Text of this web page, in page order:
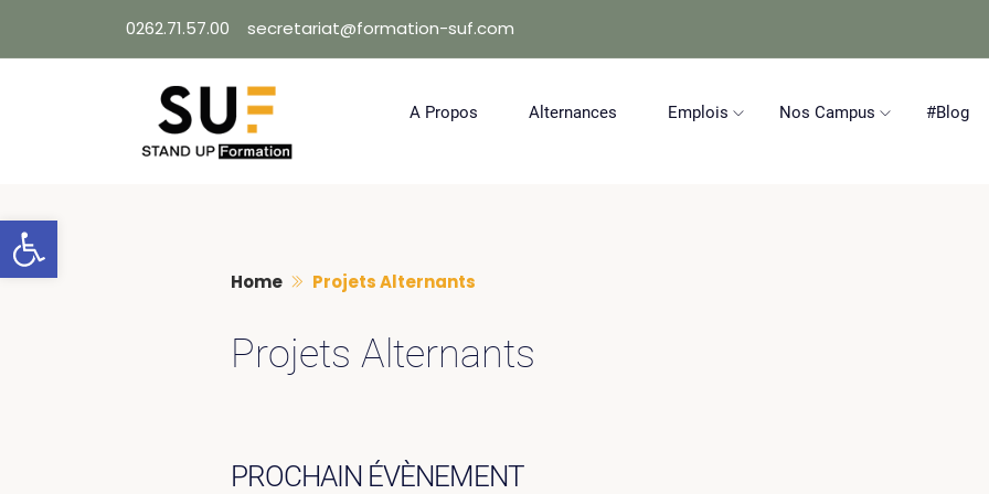
Ouvrir la barre d’outils
to
0262.71.57.00 secretariat@formation-suf.com
A Propos Alternances Emplois Nos Campus #Blog
Home Projets Alternants
Projets Alternants
PROCHAIN ÉVÈNEMENT